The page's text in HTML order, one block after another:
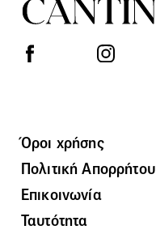
Όροι χρήσης
Πολιτική Απορρήτου
Επικοινωνία
Ταυτότητα